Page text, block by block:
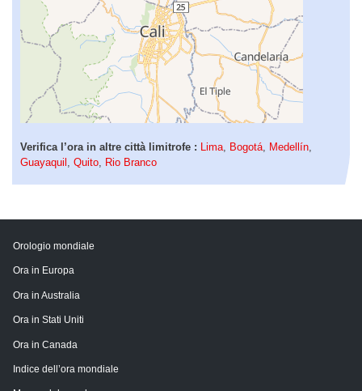
Verifica l’ora in altre città limitrofe : Lima, Bogotá, Medellín,
Guayaquil , Quito, Rio Branco
Orologio mondiale
Ora in Europa
Ora in Australia
Ora in Stati Uniti
Ora in Canada
Indice dell’ora mondiale